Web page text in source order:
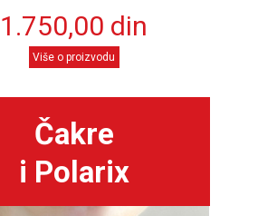
Čakre
i Polarix
1.750,00 din
Više o proizvodu